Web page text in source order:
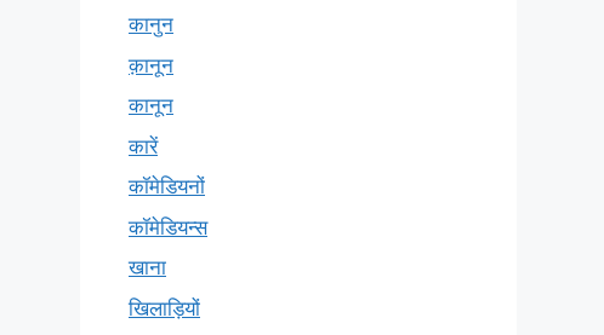
कानुन
क़ानून
कानून
कारें
कॉमेडियनों
कॉमेडियन्स
खाना
खिलाड़ियों